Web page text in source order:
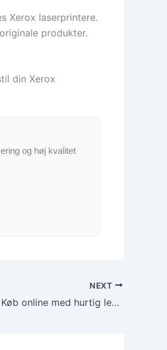
Xerox laserprintere.
produkter.
din Xerox
og høj kvalitet
NEXT
Xerox CT201116 magenta toner – Køb online med hurtig levering